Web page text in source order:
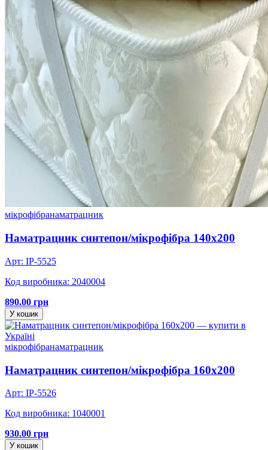
мікрофібранаматрацник
Наматрацник синтепон/мікрофібра 140х200
Арт: IP-5525
Код виробника: 2040004
890.00 грн
У кошик
мікрофібранаматрацник
Наматрацник синтепон/мікрофібра 160х200
Арт: IP-5526
Код виробника: 1040001
930.00 грн
У кошик